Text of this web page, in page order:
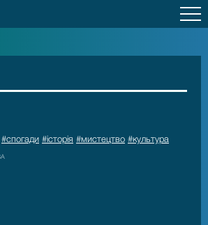
#спогади #історія #мистецтво #культура